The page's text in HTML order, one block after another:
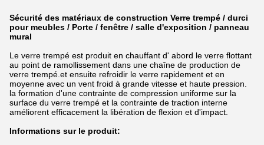
Sécurité des matériaux de construction Verre trempé / durci
pour meubles / Porte / fenêtre / salle d'exposition / panneau
mural
Le verre trempé est produit en chauffant d' abord le verre flottant
au point de ramollissement dans une chaîne de production de
verre trempé.et ensuite refroidir le verre rapidement et en
moyenne avec un vent froid à grande vitesse et haute pression.
la formation d'une contrainte de compression uniforme sur la
surface du verre trempé et la contrainte de traction interne
améliorent efficacement la libération de flexion et d'impact.
Informations sur le produit: